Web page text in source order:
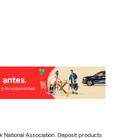
National Association. Deposit products